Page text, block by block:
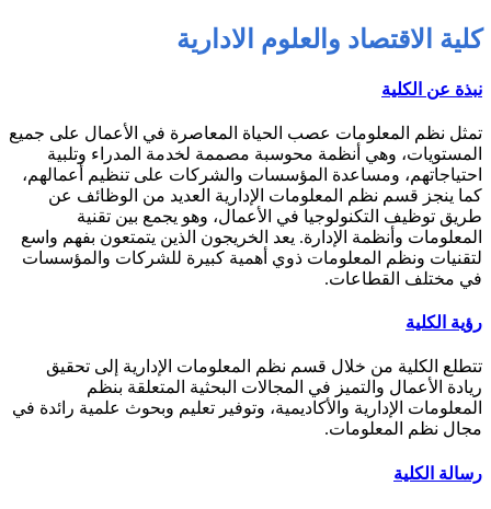
كلية الاقتصاد والعلوم الادارية
نبذة عن الكلية
تمثل نظم المعلومات عصب الحياة المعاصرة في الأعمال على جميع
المستويات، وهي أنظمة محوسبة مصممة لخدمة المدراء وتلبية
احتياجاتهم، ومساعدة المؤسسات والشركات على تنظيم أعمالهم،
كما ينجز قسم نظم المعلومات الإدارية العديد من الوظائف عن
طريق توظيف التكنولوجيا في الأعمال، وهو يجمع بين تقنية
المعلومات وأنظمة الإدارة. يعد الخريجون الذين يتمتعون بفهم واسع
لتقنيات ونظم المعلومات ذوي أهمية كبيرة للشركات والمؤسسات
في مختلف القطاعات.
رؤية الكلية
تتطلع الكلية من خلال قسم نظم المعلومات الإدارية إلى تحقيق
ريادة الأعمال والتميز في المجالات البحثية المتعلقة بنظم
المعلومات الإدارية والأكاديمية، وتوفير تعليم وبحوث علمية رائدة في
مجال نظم المعلومات.
رسالة الكلية